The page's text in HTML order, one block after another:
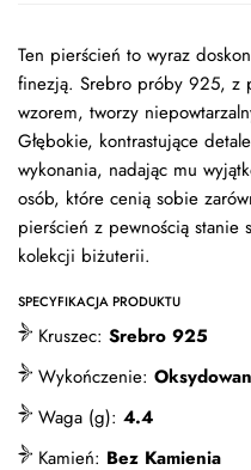
Ten pierścień to wyraz
finezją. Srebro próby 925, z
wzorem, tworzy
Głębokie, kontrastujące
wykonania, nadając mu
osób, które cenią sobie
pierścień z pewnością stanie
kolekcji biżuterii.
SPECYFIKACJA PRODUKTU
Kruszec: Srebro 925
Wykończenie:
Waga (g): 4.4
Kamień: Bez Kamienia